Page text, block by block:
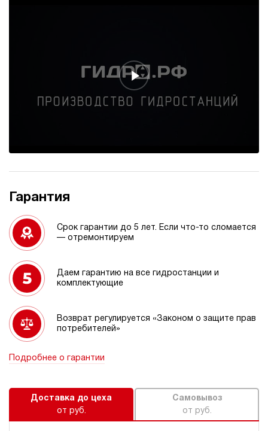
Гарантия
Срок гарантии до 5 лет. Если что-то сломается
— отремонтируем
Даем гарантию на все гидростанции и
комплектующие
Возврат регулируется «Законом о защите прав
потребителей»
Подробнее о гарантии
Доставка до цеха
от руб.
Самовывоз
от руб.